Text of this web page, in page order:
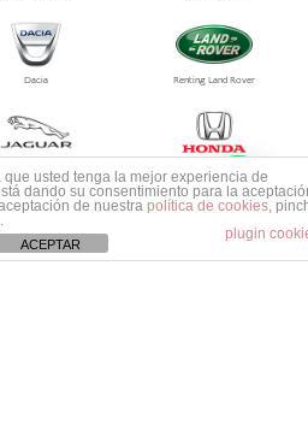
Dacia Renting Land Rover
Aston Martin
usted tenga la mejor experiencia de
dando su consentimiento para la
de nuestra política de cookies,
plugin
ACEPTAR
1
Mas información ¿No encuentras tu coche?